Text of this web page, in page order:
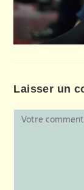
Laisser un
Comment